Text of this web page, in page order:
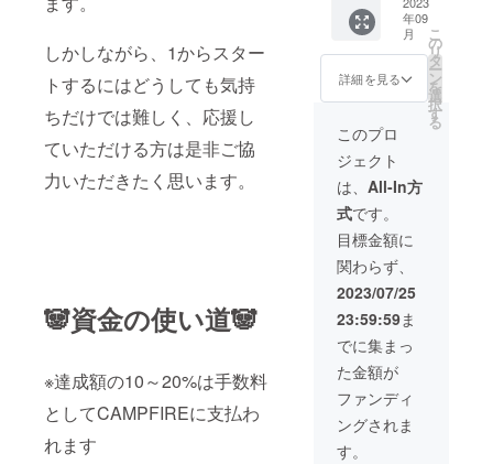
しかしながら、1からスター
トするにはどうしても気持
ちだけでは難しく、応援し
ていただける方は是非ご協
力いただきたく思います。
🐼資金の使い道🐼
※達成額の10～20%は手数料
としてCAMPFIREに支払わ
れます
トの方
で告知
させて
きま
す。 ま
信サイ
トは
YouTub
eで考え
す。
現在使
われて
いる
Twitter
アカウ
ださ
画内・
配信中
にお呼
びする
お名前
を備考
欄に記
載くだ
(公序良
俗に反
するも
のは不
可） お
披露目
配信で
す。 ・
スマホ
壁紙
(1920×
2436)
(新
Live2D
で) ※お
礼ビデ
オにつ
いて※
動画内
容:支援
者様統
一でお
礼をお
伝えす
る動画
を取ら
せて頂
きま
す。 長
さ:10~2
にお名
前を表
示させ
ていた
だきま
す。 ・
お披露
目配信
での名
前読み
上げ 配
信の最
後にお
名前を
表示し
た上読
み上げ
させて
頂きま
す。 ・
スマホ
壁紙
(1920×
2436)
年09
月
詳細を見る
こ
の
リ
タ
ー
ン
を
選
択
す
る
このプロ
ジェクト
は、 All-In方
式です。
目標金額に
関わらず、
2023/07/25
23:59:59ま
でに集まっ
た金額が
ファンディ
ングされま
す。